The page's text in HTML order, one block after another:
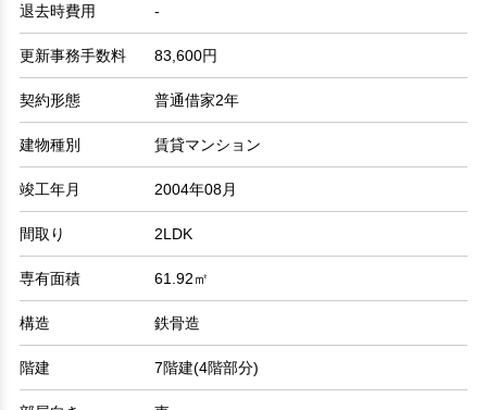
退去時費用 -
更新事務手数料 83,600円
契約形態 普通借家2年
建物種別 賃貸マンション
竣工年月 2004年08月
間取り 2LDK
専有面積 61.92㎡
構造 鉄骨造
階建 7階建(4階部分)